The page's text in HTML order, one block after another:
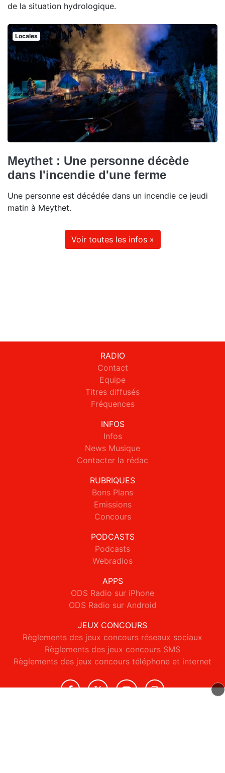
de la situation hydrologique.
Locales
Meythet : Une personne décède
dans l'incendie d'une ferme
Une personne est décédée dans un incendie ce jeudi
matin à Meythet.
Voir toutes les infos »
RADIO
Contact
Equipe
Titres diffusés
Fréquences
INFOS
Infos
News Musique
Contacter la rédac
RUBRIQUES
Bons Plans
Emissions
Concours
PODCASTS
Podcasts
Webradios
APPS
ODS Radio sur iPhone
ODS Radio sur Android
JEUX CONCOURS
Règlements des jeux concours réseaux sociaux
Règlements des jeux concours SMS
Règlements des jeux concours téléphone et internet